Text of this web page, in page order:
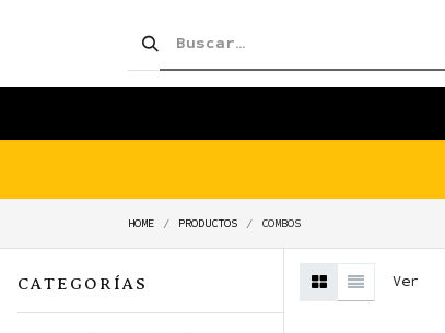
HOME PRODUCTOS COMBOS
CATEGORÍAS Ver